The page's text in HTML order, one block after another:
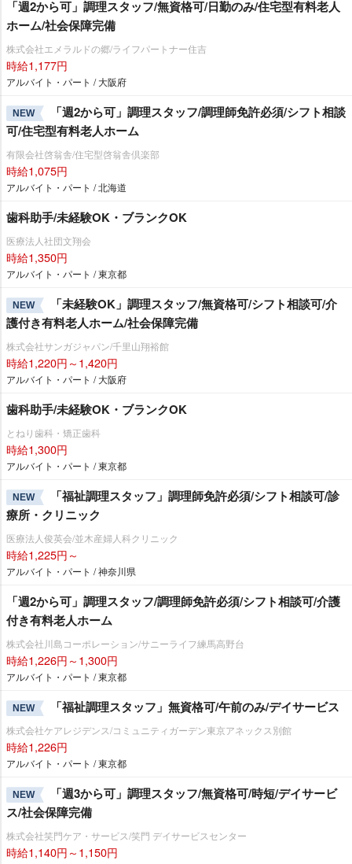
「週2から可」調理スタッフ/無資格可/日勤のみ/住宅型有料老人
ホーム/社会保障完備
株式会社エメラルドの郷/ライフパートナー住吉
時給1,177円
アルバイト・パート / 大阪府
NEW
「週2から可」調理スタッフ/調理師免許必須/シフト相談
可/住宅型有料老人ホーム
有限会社啓翁舎/住宅型啓翁舎倶楽部
時給1,075円
アルバイト・パート / 北海道
歯科助手/未経験OK・ブランクOK
医療法人社団文翔会
時給1,350円
アルバイト・パート / 東京都
NEW
「未経験OK」調理スタッフ/無資格可/シフト相談可/介
護付き有料老人ホーム/社会保障完備
株式会社サンガジャパン/千里山翔裕館
時給1,220円～1,420円
アルバイト・パート / 大阪府
歯科助手/未経験OK・ブランクOK
とねり歯科・矯正歯科
時給1,300円
アルバイト・パート / 東京都
NEW
「福祉調理スタッフ」調理師免許必須/シフト相談可/診
療所・クリニック
医療法人俊英会/並木産婦人科クリニック
時給1,225円～
アルバイト・パート / 神奈川県
「週2から可」調理スタッフ/調理師免許必須/シフト相談可/介護
付き有料老人ホーム
株式会社川島コーポレーション/サニーライフ練馬高野台
時給1,226円～1,300円
アルバイト・パート / 東京都
NEW 「福祉調理スタッフ」無資格可/午前のみ/デイサービス
株式会社ケアレジデンス/コミュニティガーデン東京アネックス別館
時給1,226円
アルバイト・パート / 東京都
NEW
「週3から可」調理スタッフ/無資格可/時短/デイサービ
ス/社会保障完備
株式会社笑門ケア・サービス/笑門 デイサービスセンター
時給1,140円～1,150円